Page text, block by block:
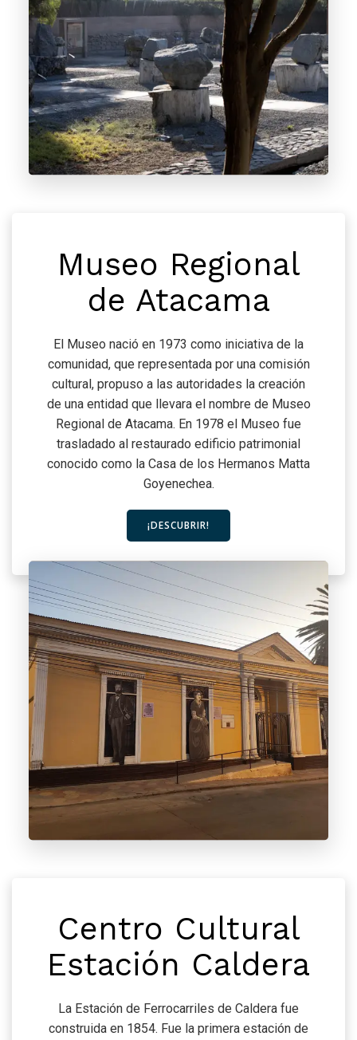
Museo Regional
de Atacama
El Museo nació en 1973 como iniciativa de la
comunidad, que representada por una comisión
cultural, propuso a las autoridades la creación
de una entidad que llevara el nombre de Museo
Regional de Atacama. En 1978 el Museo fue
trasladado al restaurado edificio patrimonial
conocido como la Casa de los Hermanos Matta
Goyenechea.
¡DESCUBRIR!
Centro Cultural
Estación Caldera
La Estación de Ferrocarriles de Caldera fue
construida en 1854. Fue la primera estación de